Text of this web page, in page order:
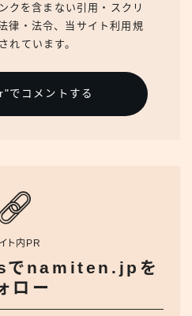
クを含まない引用・スクリ
律・法令、当サイト利用規
れています。
でコメントする
ト内PR
でnamiten.jpを
ロー